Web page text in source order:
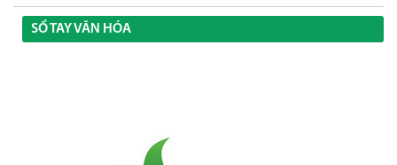
SỔ TAY VĂN HÓA